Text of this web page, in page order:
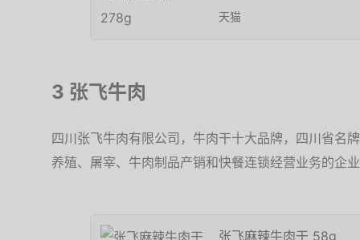
天猫
3 张飞牛肉
四川张飞牛肉有限公司，牛肉干十大品牌，四川省名
养殖、屠宰、牛肉制品产销和快餐连锁经营业务的企
张飞麻辣牛肉干 58g